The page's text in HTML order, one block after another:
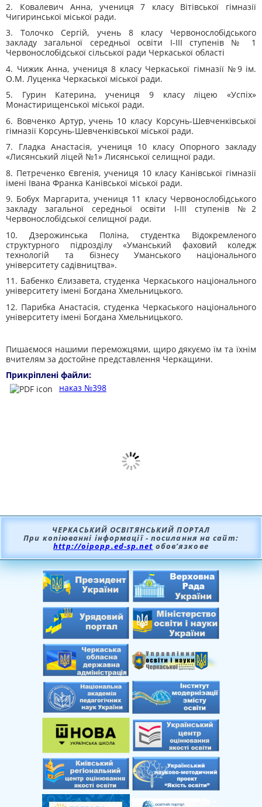
2. Ковалевич Анна, учениця 7 класу Вітівської гімназії
Чигиринської міської ради.
3. Толочко Сергій, учень 8 класу Червонослобідського
закладу загальної середньої освіти І-ІІІ ступенів № 1
Червонослобідської сільської ради Черкаської області
4. Чижик Анна, учениця 8 класу Черкаської гімназії №9 ім.
О.М. Луценка Черкаської міської ради.
5. Гурин Катерина, учениця 9 класу ліцею «Успіх»
Монастирищенської міської ради.
6. Вовченко Артур, учень 10 класу Корсунь-Шевченківської
гімназії Корсунь-Шевченківської міської ради.
7. Гладка Анастасія, учениця 10 класу Опорного закладу
«Лисянський ліцей №1» Лисянської селищної ради.
8. Петреченко Євгенія, учениця 10 класу Канівської гімназії
імені Івана Франка Канівської міської ради.
9. Бобух Маргарита, учениця 11 класу Червонослобідського
закладу загальної середньої освіти І-ІІІ ступенів №2
Червонослобідської селищної ради.
10. Дзерожинська Поліна, студентка Відокремленого
структурного підрозділу «Уманський фаховий коледж
технологій та бізнесу Уманського національного
університету садівництва».
11. Бабенко Єлизавета, студенка Черкаського національного
університету імені Богдана Хмельницького.
12. Парибка Анастасія, студенка Черкаського національного
університету імені Богдана Хмельницького.
Пишаємося нашими переможцями, щиро дякуємо їм та їхнім
вчителям за достойне представлення Черкащини.
Прикріплені файли:
наказ №398
ЧЕРКАСЬКИЙ ОСВІТЯНСЬКИЙ ПОРТАЛ
При копіюванні інформації - посилання на сайт:
http://oipopp.ed-sp.net обов’язкове